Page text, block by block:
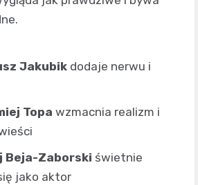
Jakubik dodaje nerwu i
Topa wzmacnia realizm i
Beja-Zaborski świetnie
jako aktor